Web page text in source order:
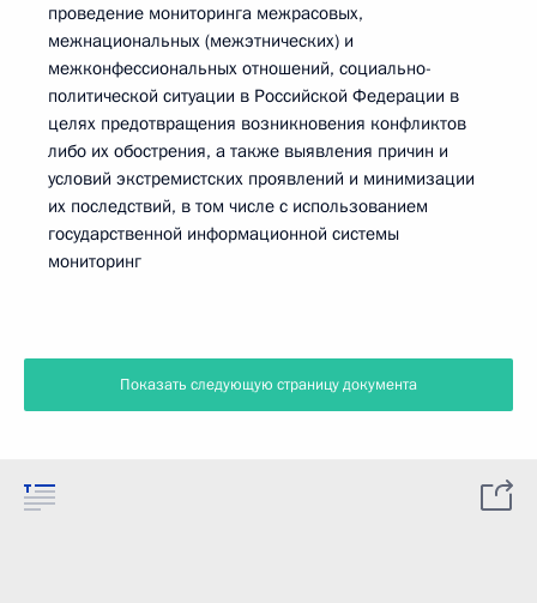
проведение мониторинга межрасовых,
межнациональных (межэтнических) и
межконфессиональных отношений, социально-
политической ситуации в Российской Федерации в
целях предотвращения возникновения конфликтов
либо их обострения, а также выявления причин и
условий экстремистских проявлений и минимизации
их последствий, в том числе с использованием
государственной информационной системы
мониторинг
Показать следующую страницу документа